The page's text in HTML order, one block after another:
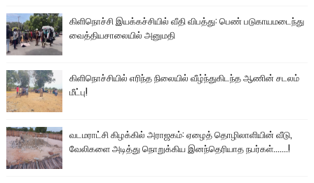
கிளிநொச்சி இயக்கச்சியில் வீதி விபத்து: பெண் படுகாயமடைந்து
வைத்தியசாலையில் அனுமதி
கிளிநொச்சியில் எரிந்த நிலையில் வீழ்ந்துகிடந்த ஆணின் சடலம்
மீட்பு!
வடமராட்சி கிழக்கில் அராஜகம்: ஏழைத் தொழிலாளியின் வீடு,
வேலிகளை அடித்து நொறுக்கிய இனந்தெரியாத நபர்கள்.......!